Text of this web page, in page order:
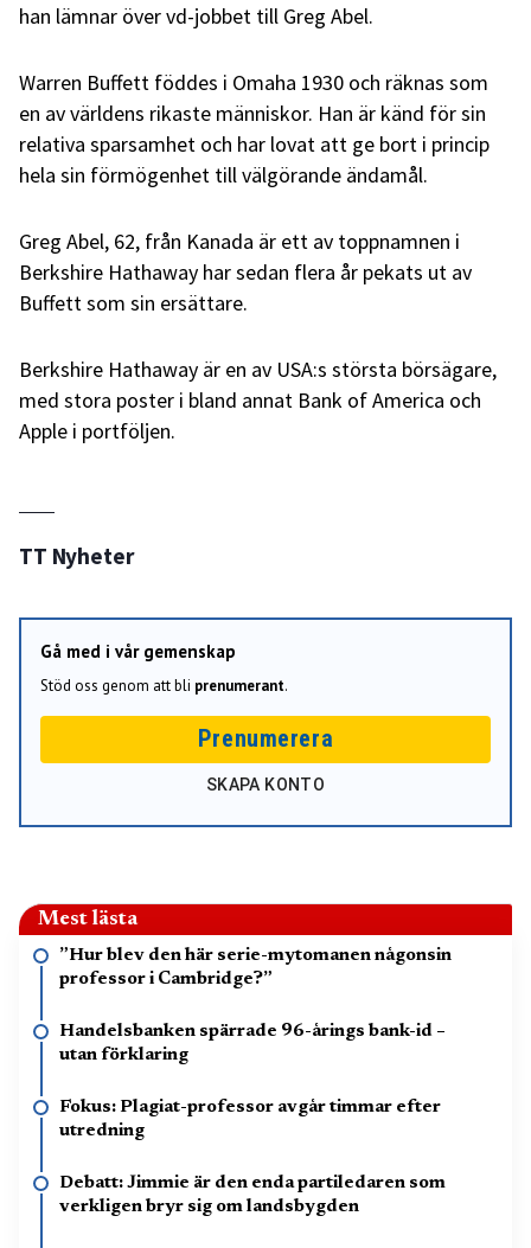
han lämnar över vd-jobbet till Greg Abel.
Warren Buffett föddes i Omaha 1930 och räknas som
en av världens rikaste människor. Han är känd för sin
relativa sparsamhet och har lovat att ge bort i princip
hela sin förmögenhet till välgörande ändamål.
Greg Abel, 62, från Kanada är ett av toppnamnen i
Berkshire Hathaway har sedan flera år pekats ut av
Buffett som sin ersättare.
Berkshire Hathaway är en av USA:s största börsägare,
med stora poster i bland annat Bank of America och
Apple i portföljen.
TT Nyheter
Gå med i vår gemenskap
Stöd oss genom att bli prenumerant.
Prenumerera
SKAPA KONTO
Mest lästa
”Hur blev den här serie-mytomanen någonsin
professor i Cambridge?”
Handelsbanken spärrade 96-årings bank-id –
utan förklaring
Fokus: Plagiat-professor avgår timmar efter
utredning
Debatt: Jimmie är den enda partiledaren som
verkligen bryr sig om landsbygden